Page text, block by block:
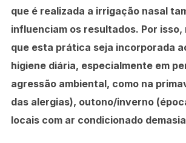
que é realizada a irrigação nasal
influenciam os resultados. Por
que esta prática seja incorporada
higiene diária, especialmente em
agressão ambiental, como na
das alergias), outono/inverno
locais com ar condicionado